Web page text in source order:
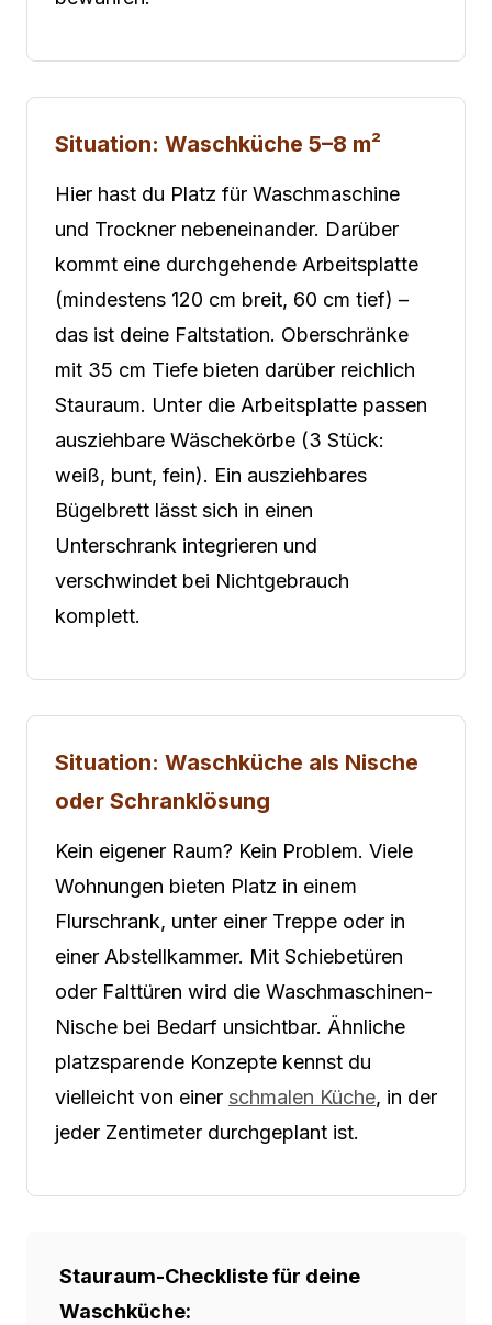
Situation: Waschküche 5–8 m²
Hier hast du Platz für Waschmaschine
und Trockner nebeneinander. Darüber
kommt eine durchgehende Arbeitsplatte
(mindestens 120 cm breit, 60 cm tief) –
das ist deine Faltstation. Oberschränke
mit 35 cm Tiefe bieten darüber reichlich
Stauraum. Unter die Arbeitsplatte passen
ausziehbare Wäschekörbe (3 Stück:
weiß, bunt, fein). Ein ausziehbares
Bügelbrett lässt sich in einen
Unterschrank integrieren und
verschwindet bei Nichtgebrauch
komplett.
Situation: Waschküche als Nische
oder Schranklösung
Kein eigener Raum? Kein Problem. Viele
Wohnungen bieten Platz in einem
Flurschrank, unter einer Treppe oder in
einer Abstellkammer. Mit Schiebetüren
oder Falttüren wird die Waschmaschinen-
Nische bei Bedarf unsichtbar. Ähnliche
platzsparende Konzepte kennst du
vielleicht von einer schmalen Küche, in der
jeder Zentimeter durchgeplant ist.
Stauraum-Checkliste für deine
Waschküche: